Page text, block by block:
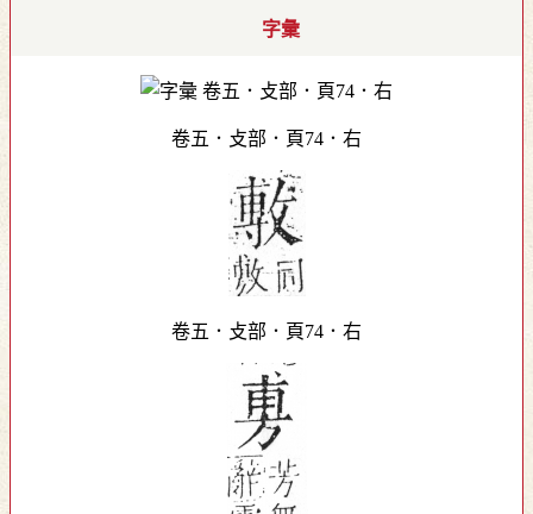
字彙
卷五．攴部．頁74．右
卷五．攴部．頁74．右